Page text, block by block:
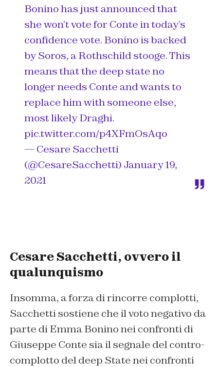
Bonino has just announced that
she won’t vote for Conte in today’s
confidence vote. Bonino is backed
by Soros, a Rothschild stooge. This
means that the deep state no
longer needs Conte and wants to
replace him with someone else,
most likely Draghi.
pic.twitter.com/p4XFmOsAqo
— Cesare Sacchetti
(@CesareSacchetti) January 19,
2021
Cesare Sacchetti, ovvero il
qualunquismo
Insomma, a forza di rincorre complotti,
Sacchetti sostiene che il voto negativo da
parte di Emma Bonino nei confronti di
Giuseppe Conte sia il segnale del contro-
complotto del deep State nei confronti